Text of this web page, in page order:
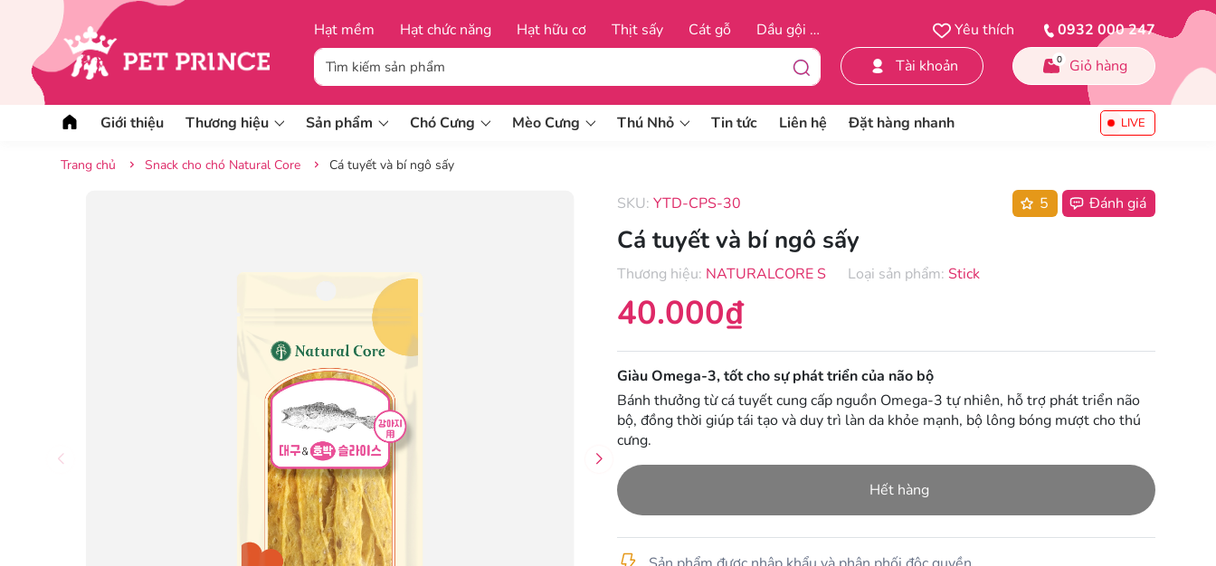
Hạt mềm Hạt chức năng Hạt hữu cơ Thịt sấy Cát gỗ Dầu gội trị ve Yêu thích
0932 000 247
Tài khoản
Giỏ hàng
0
Giới thiệu Thương hiệu Sản phẩm
Stick cho bé
Pate và Thịt hộp
Dầu gội đặc trị cho chó
Dầu gội và xả cho mèo
Dầu gội đặc trị cho mèo
Dụng cụ vệ sinh
Xịt khử mùi
Chó Cưng Mèo Cưng Thú Nhỏ Tin tức Liên hệ Đặt hàng nhanh LIVE
Trang chủ Snack cho chó Natural Core Cá tuyết và bí ngô sấy
SKU: YTD-CPS-30 5 Đánh giá
Cá tuyết và bí ngô sấy
Thương hiệu: NATURALCORE S Loại sản phẩm: Stick
40.000₫
Giàu Omega-3, tốt cho sự phát triển của não bộ
Bánh thưởng từ cá tuyết cung cấp nguồn Omega-3 tự nhiên, hỗ trợ phát triển não
bộ, đồng thời giúp tái tạo và duy trì làn da khỏe mạnh, bộ lông bóng mượt cho thú
cưng.
Hết hàng